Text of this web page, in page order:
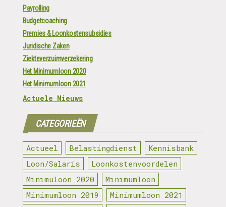
Payrolling
Budgetcoaching
Premies & Loonkostensubsidies
Juridische Zaken
Ziekteverzuimverzekering
Het Minimumloon 2020
Het Minimumloon 2021
Actuele Nieuws
CATEGORIEËN
Actueel Belastingdienst
Kennisbank
Loon/Salaris
Loonkostenvoordelen
Minimuloon 2020
Minimumloon
Minimumloon 2019
Minimumloon 2021